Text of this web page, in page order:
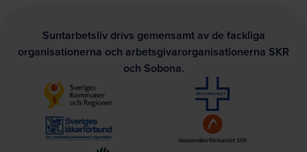
Suntarbetsliv drivs gemensamt av de fackliga
organisationerna och arbetsgivarorganisationerna SKR
och Sobona.